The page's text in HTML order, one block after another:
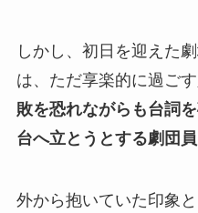
しかし、初日を迎えた
は、ただ享楽的に過ご
敗を恐れながらも台詞
台へ立とうとする劇団員
外から抱いていた印象